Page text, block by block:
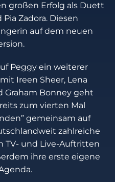
großen Erfolg als Duett
Zadora. Diesen
auf dem neuen
Peggy ein weiterer
Ireen Sheer, Lena
Graham Bonney geht
zum vierten Mal
gemeinsam auf
zahlreiche
TV- und Live-Auftritten
ihre erste eigene